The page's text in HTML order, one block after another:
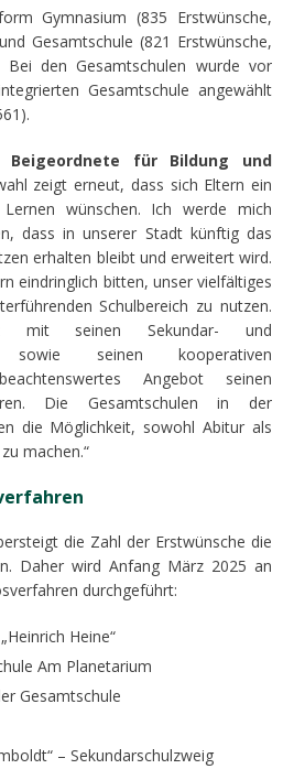
Gymnasium (835 Erstwünsche,
Gesamtschule (821 Erstwünsche,
Bei den Gesamtschulen wurde vor
Gesamtschule angewählt
Beigeordnete für Bildung und
zeigt erneut, dass sich Eltern ein
wünschen. Ich werde mich
dass in unserer Stadt künftig das
erhalten bleibt und erweitert wird.
eindringlich bitten, unser vielfältiges
Schulbereich zu nutzen.
mit seinen Sekundar- und
sowie seinen kooperativen
Angebot seinen
Die Gesamtschulen in der
die Möglichkeit, sowohl Abitur als
machen.“
die Zahl der Erstwünsche die
Daher wird Anfang März 2025 an
durchgeführt:
Heine“
Am Planetarium
Gesamtschule
– Sekundarschulzweig